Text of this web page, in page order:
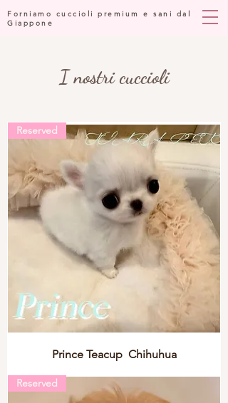
Forniamo cuccioli premium e sani dal
Giappone
I nostri cuccioli
Reserved
Prince Teacup Chihuhua
Reserved